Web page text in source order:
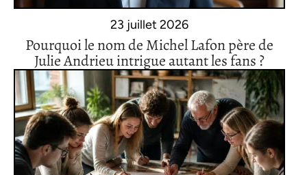
23 juillet 2026
Pourquoi le nom de Michel Lafon père de
Julie Andrieu intrigue autant les fans ?